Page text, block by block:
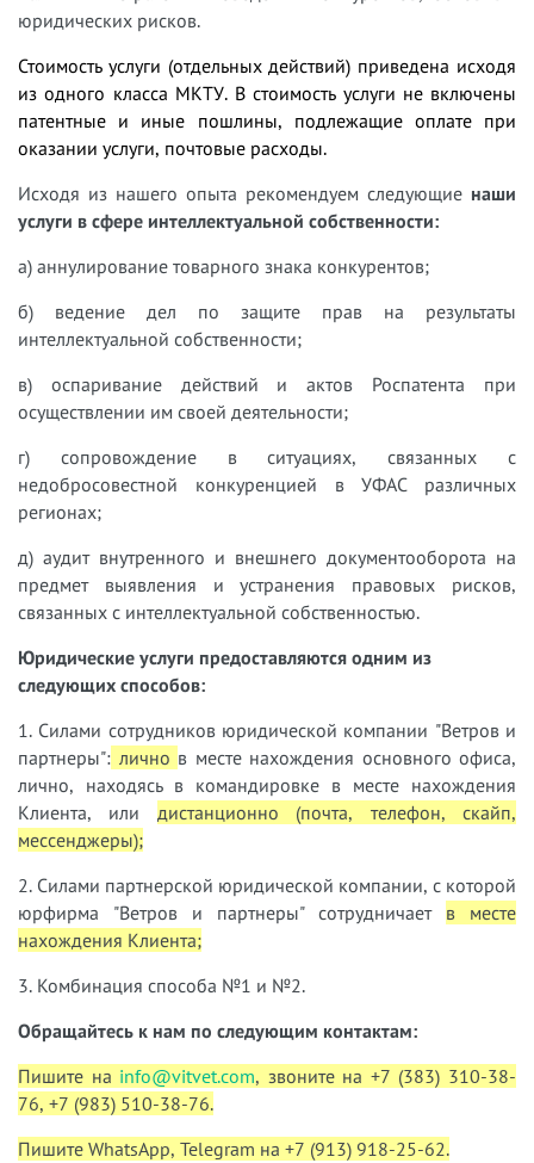
юридических рисков.
Стоимость услуги (отдельных действий) приведена исходя
из одного класса МКТУ. В стоимость услуги не включены
патентные и иные пошлины, подлежащие оплате при
оказании услуги, почтовые расходы.
Исходя из нашего опыта рекомендуем следующие наши
услуги в сфере интеллектуальной собственности:
а) аннулирование товарного знака конкурентов;
б) ведение дел по защите прав на результаты
интеллектуальной собственности;
в) оспаривание действий и актов Роспатента при
осуществлении им своей деятельности;
г) сопровождение в ситуациях, связанных с
недобросовестной конкуренцией в УФАС различных
регионах;
д) аудит внутренного и внешнего документооборота на
предмет выявления и устранения правовых рисков,
связанных с интеллектуальной собственностью.
Юридические услуги предоставляются одним из
следующих способов:
1. Силами сотрудников юридической компании "Ветров и
партнеры": лично в месте нахождения основного офиса,
лично, находясь в командировке в месте нахождения
Клиента, или дистанционно (почта, телефон, скайп,
мессенджеры);
2. Силами партнерской юридической компании, с которой
юрфирма "Ветров и партнеры" сотрудничает в месте
нахождения Клиента;
3. Комбинация способа №1 и №2.
Обращайтесь к нам по следующим контактам:
Пишите на info@vitvet.com, звоните на +7 (383) 310-38-
76, +7 (983) 510-38-76.
Пишите WhatsApp, Telegram на +7 (913) 918-25-62.